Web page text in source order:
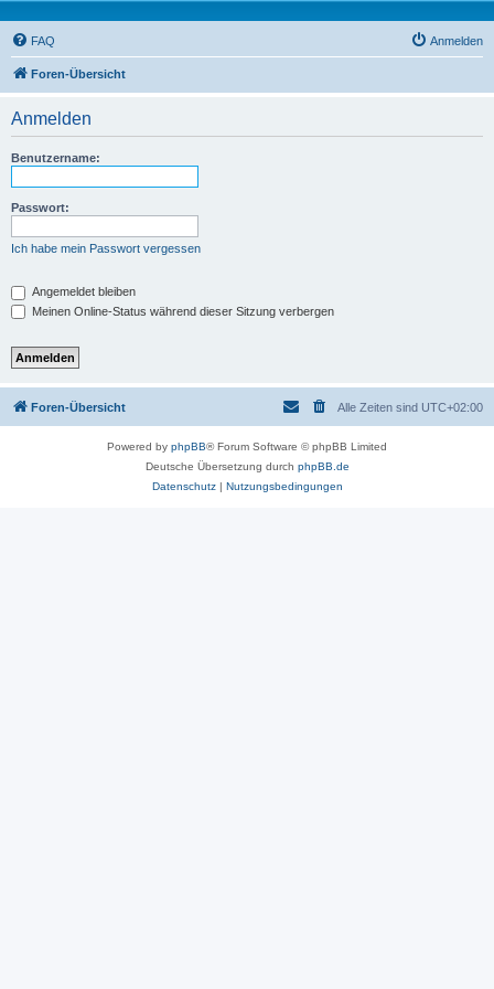
FAQ Anmelden
Foren-Übersicht
Anmelden
Benutzername:
Passwort:
Ich habe mein Passwort vergessen
Angemeldet bleiben
Meinen Online-Status während dieser Sitzung verbergen
Foren-Übersicht Alle Zeiten sind UTC+02:00
Powered by phpBB® Forum Software © phpBB Limited
Deutsche Übersetzung durch phpBB.de
Datenschutz| Nutzungsbedingungen